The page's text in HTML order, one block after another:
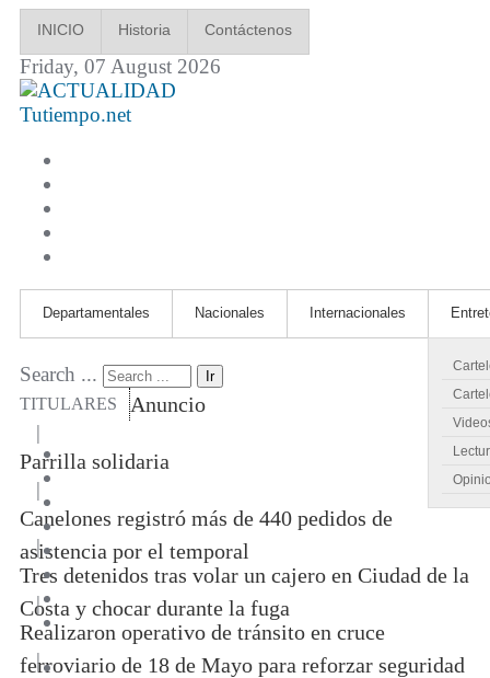
INICIO Historia Contáctenos
Friday, 07 August 2026
Tutiempo.net
Departamentales Nacionales Internacionales
Search ... Ir
TITULARES Anuncio
|
Parrilla solidaria
|
Canelones registró más de 440 pedidos de
asistencia por el temporal
|
Tres detenidos tras volar un cajero en Ciudad de la
Costa y chocar durante la fuga
|
Realizaron operativo de tránsito en cruce
ferroviario de 18 de Mayo para reforzar seguridad
|